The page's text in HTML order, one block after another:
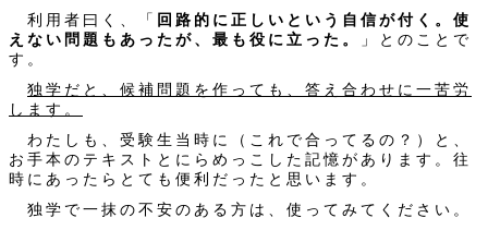
利用者曰く、「 回路的に正しいという自信が付く。使
えない問題もあったが、最も役に立った。
」とのことで
す。
独学だと、候補問題を作っても、答え合わせに一苦労
します。
わたしも、受験生当時に（これで合ってるの？）と、
お手本のテキストとにらめっこした記憶があります。往
時にあったらとても便利だったと思います。
独学で一抹の不安のある方は、使ってみてください。